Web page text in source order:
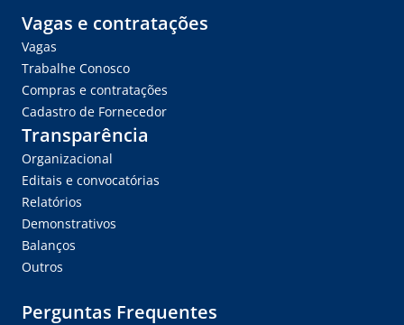
Vagas e contratações
Vagas
Trabalhe Conosco
Compras e contratações
Cadastro de Fornecedor
Transparência
Organizacional
Editais e convocatórias
Relatórios
Demonstrativos
Balanços
Outros
Perguntas Frequentes